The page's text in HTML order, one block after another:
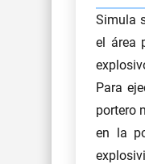
Simula
el área
Para
portero
en la